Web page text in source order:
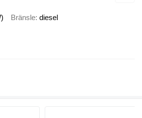
Bränsle diesel